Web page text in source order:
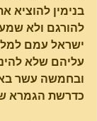
בנימין להוציא
להורגם ולא
ישראל עמם
עליהם שלא
ובחמשה עשר
כדרשת הגמרא